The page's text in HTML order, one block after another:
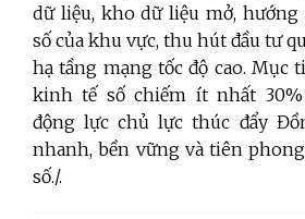
dữ liệu, kho dữ liệu mở,
số của khu vực, thu hút đầu tư
hạ tầng mạng tốc độ cao. Mục
kinh tế số chiếm ít nhất 30%
động lực chủ lực thúc đẩy
nhanh, bền vững và tiên
số./.